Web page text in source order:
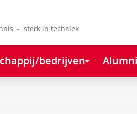
- sterk in techniek
bedrijven Alumni